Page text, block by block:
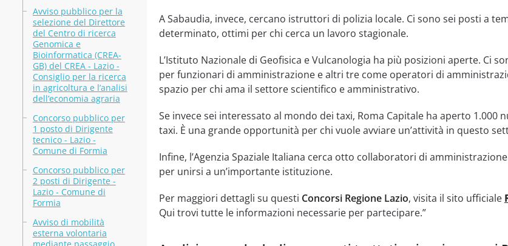
Avviso pubblico per la
selezione del Direttore
del Centro di ricerca
Genomica e
Bioinformatica (CREA-
GB) del CREA - Lazio -
Consiglio per la ricerca
in agricoltura e l’analisi
dell’economia agraria
Concorso pubblico per
1 posto di Dirigente
tecnico - Lazio -
Comune di Formia
Concorso pubblico per
2 posti di Dirigente -
Lazio - Comune di
Formia
Avviso di mobilità
esterna volontaria
A Sabaudia, invece, cercano istruttori di polizia locale. Ci sono sei posti a
determinato, ottimi per chi cerca un lavoro stagionale.
L’Istituto Nazionale di Geofisica e Vulcanologia ha più posizioni aperte. Ci
per funzionari di amministrazione e altri tre come operatori di
spazio per chi ama il settore scientifico e amministrativo.
Se invece sei interessato al mondo dei taxi, Roma Capitale ha aperto 1.000
taxi. È una grande opportunità per chi vuole avviare un’attività in questo
Infine, l’Agenzia Spaziale Italiana cerca otto collaboratori di
per unirsi a un’importante istituzione.
Per maggiori dettagli su questi Concorsi Regione Lazio, visita il sito ufficiale
Qui trovi tutte le informazioni necessarie per partecipare.”